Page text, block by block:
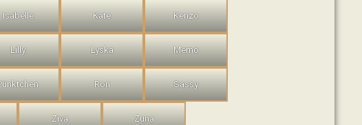
Isabelle Kate Kenzo
Lilly Lyska Memo
Ron Sassy
Ziva Zuna